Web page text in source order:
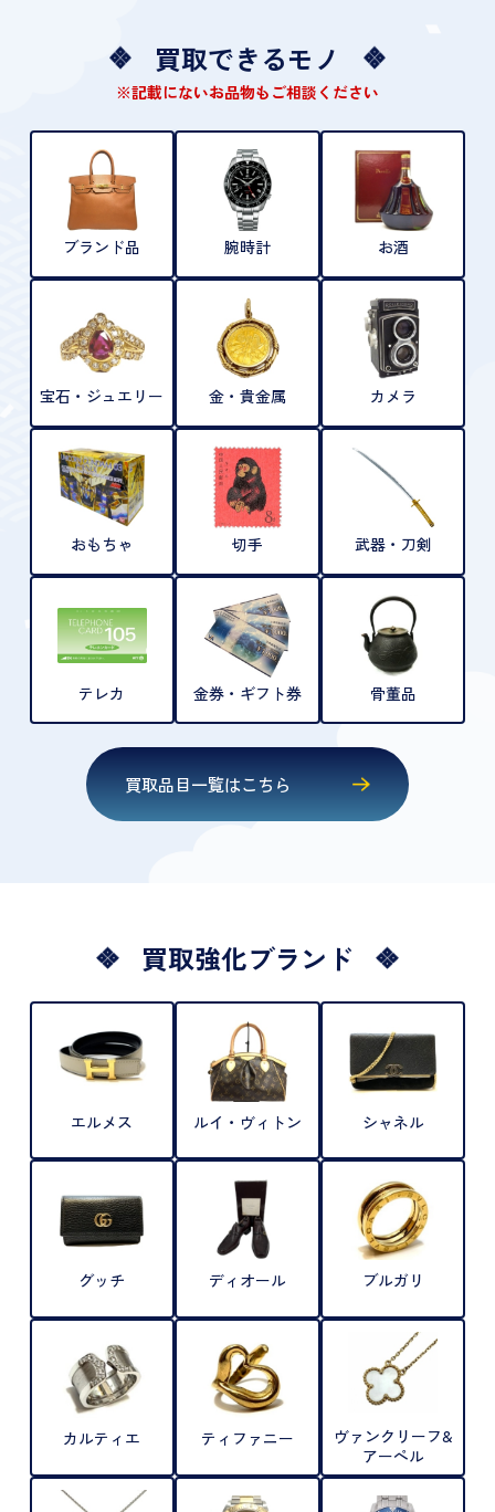
買取できるモノ
※記載にないお品物もご相談ください
ブランド品 腕時計 お酒
宝石・ジュエリー 金・貴金属 カメラ
おもちゃ 切手 武器・刀剣
テレカ 金券・ギフト券 骨董品
買取品目一覧はこちら
買取強化ブランド
エルメス ルイ・ヴィトン シャネル
グッチ ディオール ブルガリ
カルティエ ティファニー
ヴァンクリーフ&
アーペル